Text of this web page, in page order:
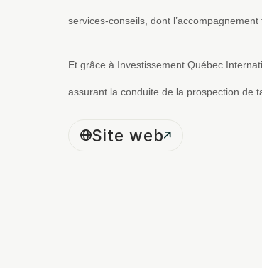
services-conseils, dont
Et grâce à Investissement Québec
assurant la conduite de la prospection de
Site web